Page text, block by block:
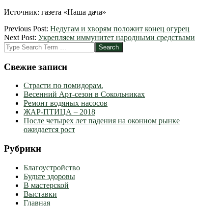
Источник: газета «Наша дача»
2012-
08-
31
Previous Post: Недугам и хворям положит конец огурец
Next Post: Укрепляем иммунитет народными средствами
Search
Свежие записи
Страсти по помидорам.
Весенний Арт-сезон в Сокольниках
Ремонт водяных насосов
ЖАР-ПТИЦА – 2018
После четырех лет падения на оконном рынке
ожидается рост
Рубрики
Благоустройство
Будьте здоровы
В мастерской
Выставки
Главная